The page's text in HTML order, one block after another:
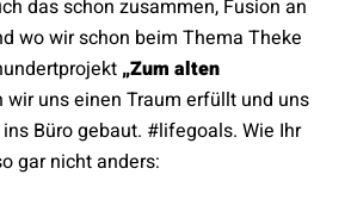
das schon zusammen, Fusion an
wo wir schon beim Thema Theke
„Zum alten
wir uns einen Traum erfüllt und uns
Büro gebaut. #lifegoals. Wie Ihr
gar nicht anders: